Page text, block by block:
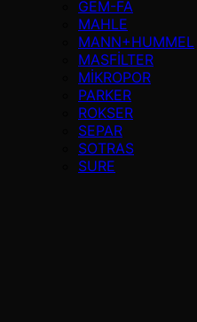
GEM-FA
MAHLE
MANN+HUMMEL
MASFİLTER
MİKROPOR
PARKER
ROKSER
SEPAR
SOTRAS
SURE